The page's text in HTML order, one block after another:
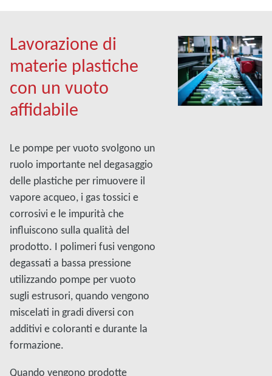
Lavorazione di
materie plastiche
con un vuoto
affidabile
Le pompe per vuoto svolgono un
ruolo importante nel degasaggio
delle plastiche per rimuovere il
vapore acqueo, i gas tossici e
corrosivi e le impurità che
influiscono sulla qualità del
prodotto. I polimeri fusi vengono
degassati a bassa pressione
utilizzando pompe per vuoto
sugli estrusori, quando vengono
miscelati in gradi diversi con
additivi e coloranti e durante la
formazione.
Quando vengono prodotte